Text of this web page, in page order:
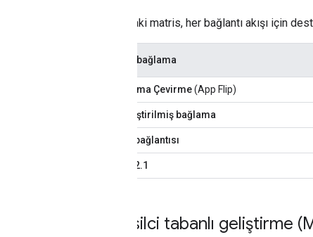
Aşağıdaki matris, her bağlantı akışı için
Flow'u bağlama
Uygulama Çevirme(App Flip)
Basitleştirilmiş bağlama
OAuth bağlantısı
OAuth 2.1
Temsilci tabanlı geliştirme